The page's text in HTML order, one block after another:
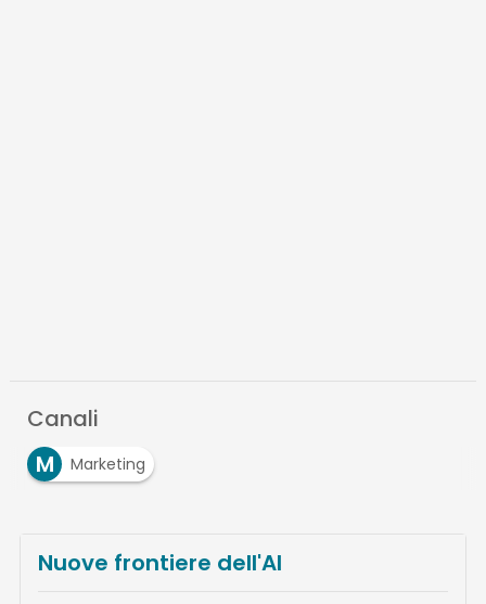
Canali
M
Marketing
Nuove frontiere dell'AI